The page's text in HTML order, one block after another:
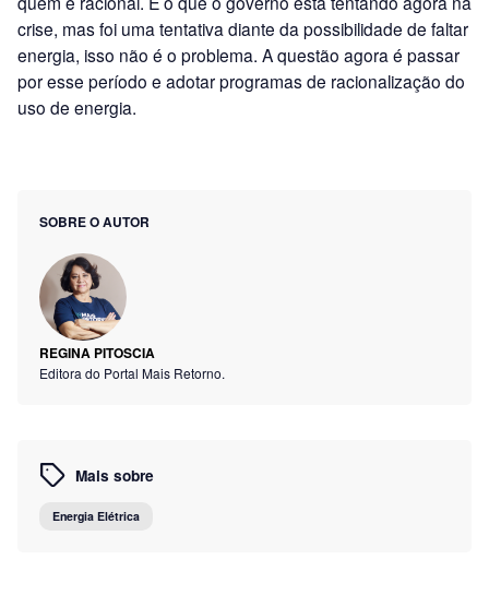
crise, mas foi uma tentativa diante da possibilidade de faltar
energia, isso não é o problema. A questão agora é passar
por esse período e adotar programas de racionalização do
uso de energia.
SOBRE O AUTOR
REGINA PITOSCIA
Editora do Portal Mais Retorno.
Mais sobre
Energia Elétrica